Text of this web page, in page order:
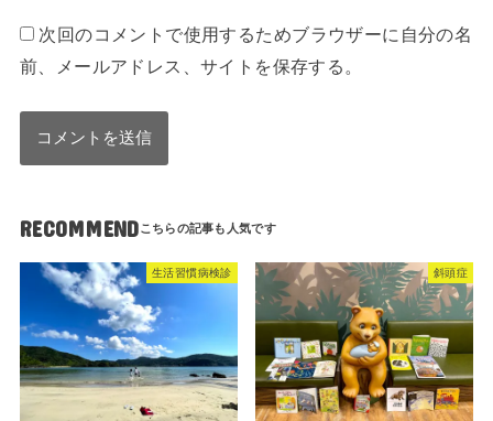
次回のコメントで使用するためブラウザーに自分の名
前、メールアドレス、サイトを保存する。
RECOMMEND
生活習慣病検診 斜頭症